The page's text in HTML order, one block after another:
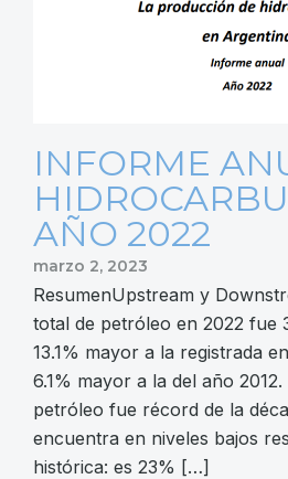
INFORME
AÑO 2022
marzo 2, 2023
ResumenUpstream y
total de petróleo en 2022 fue
13.1% mayor a la registrada
6.1% mayor a la del año
petróleo fue récord de la
encuentra en niveles bajos
histórica: es 23% […]